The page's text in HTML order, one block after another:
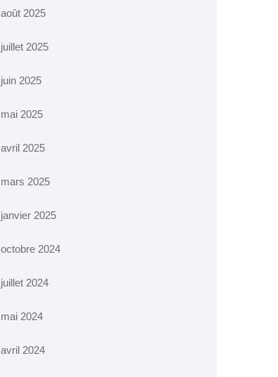
août 2025
juillet 2025
juin 2025
mai 2025
avril 2025
mars 2025
janvier 2025
octobre 2024
juillet 2024
mai 2024
avril 2024